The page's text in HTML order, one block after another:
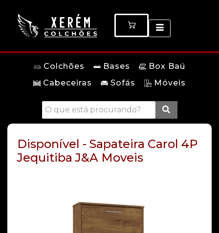
Colchões Bases
Box Baú
Cabeceiras
Sofás Móveis
Disponível - Sapateira Carol 4P
Jequitiba J&A Moveis